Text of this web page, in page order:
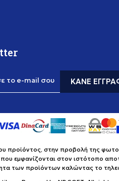
το e-mail σου ΚΆΝΕ
στην προβολή της
εμφανίζονται στον ιστότοπο
των προϊόντων καλώντας το